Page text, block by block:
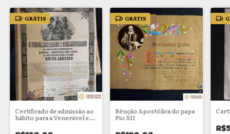
GRÁTIS
Certificado de admissão ao
hábito para a Venerável e
Archiepiscopal Ordem
Terceira de Nossa Senhora
GRÁTIS
Bênção Apostólica do papa
Pio XII